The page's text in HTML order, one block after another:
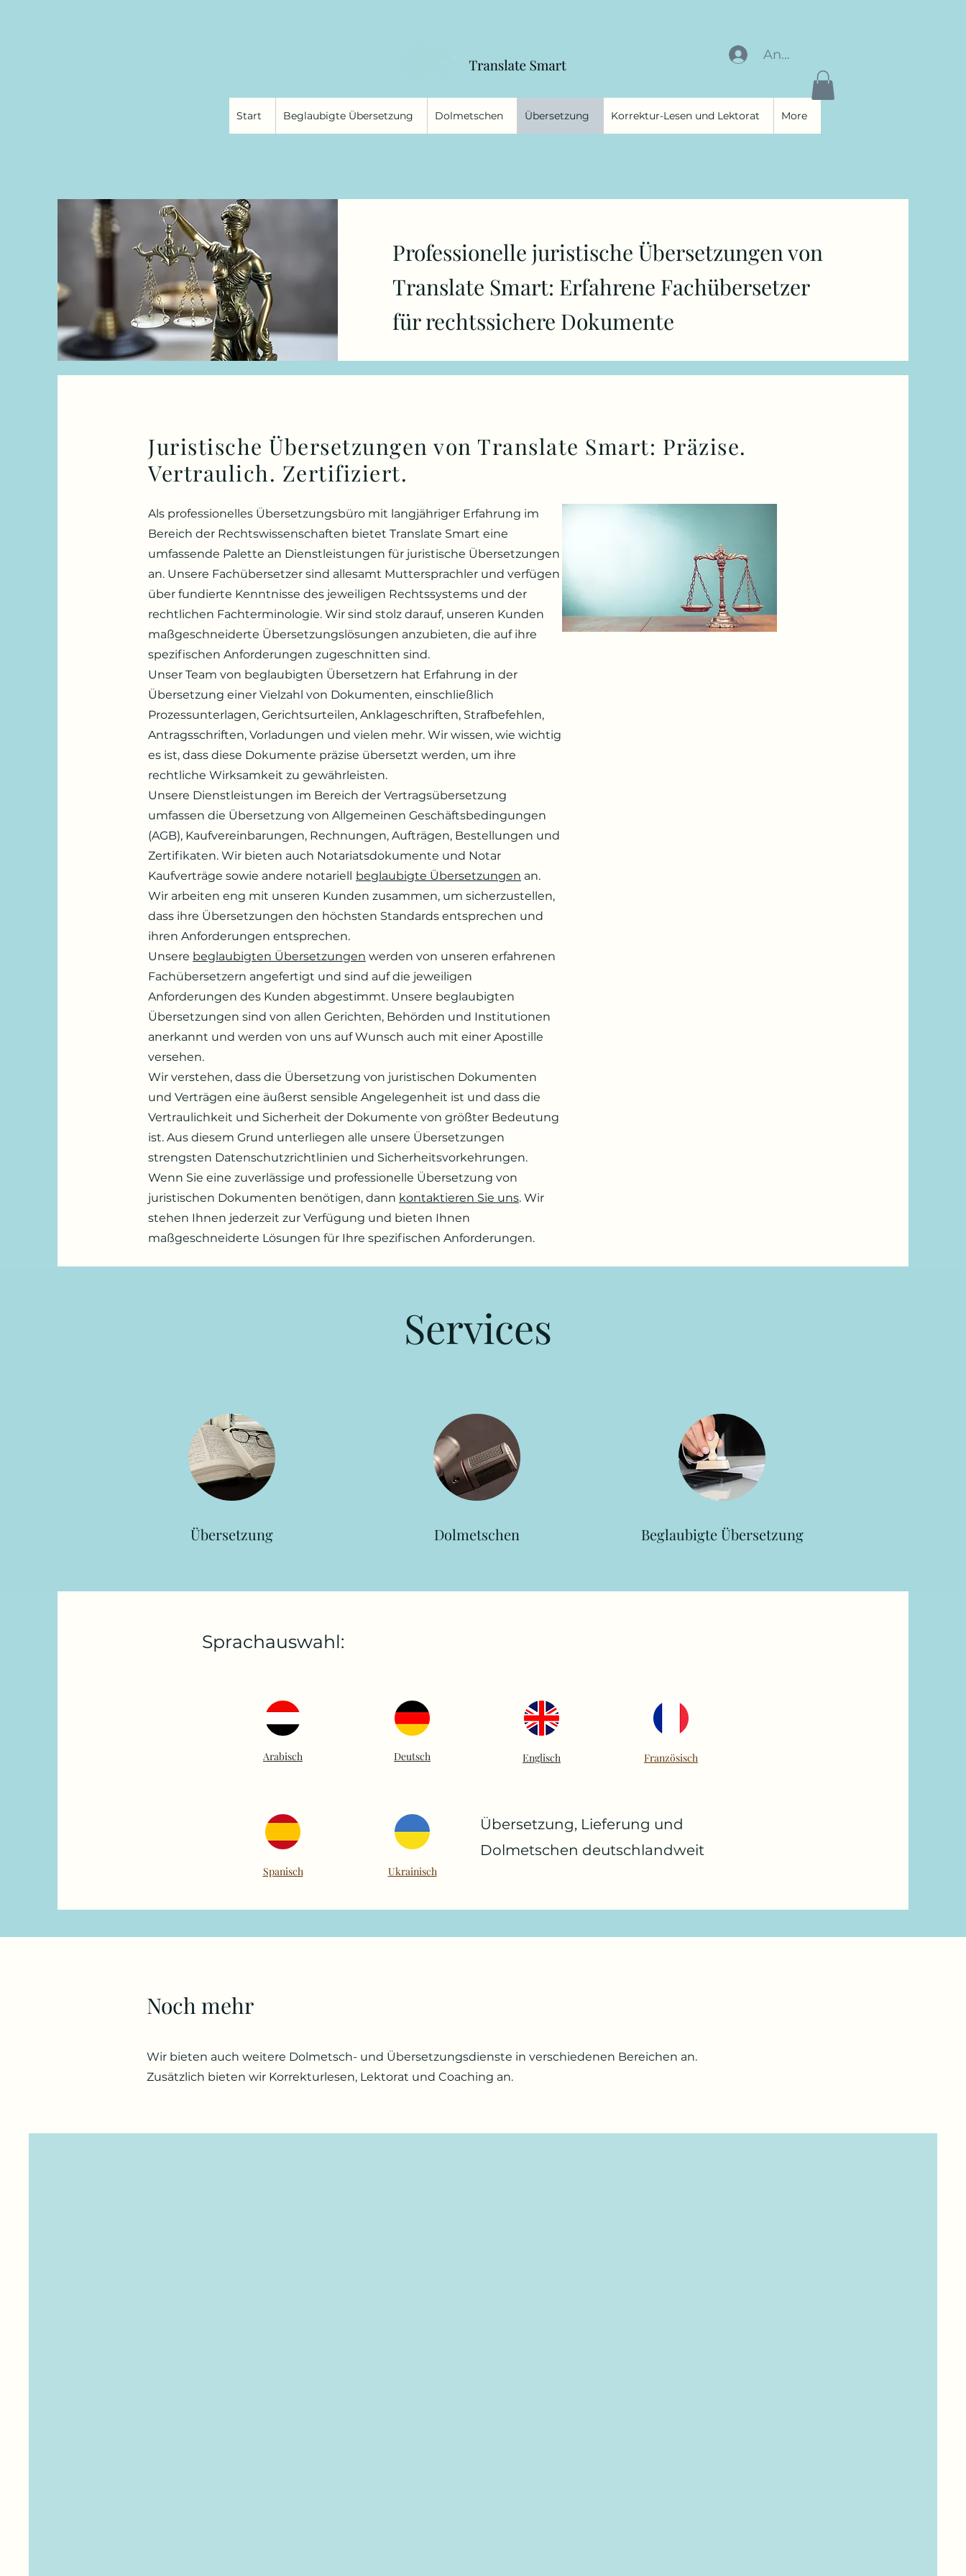
Start Beglaubigte Übersetzung Dolmetschen Übersetzung Korrektur-Lesen und Lektorat More
Anmelden
Professionelle juristische Übersetzungen von
Translate Smart: Erfahrene Fachübersetzer
für rechtssichere Dokumente
Juristische Übersetzungen von Translate Smart: Präzise.
Vertraulich. Zertifiziert.
Als professionelles Übersetzungsbüro mit langjähriger Erfahrung im
Bereich der Rechtswissenschaften bietet Translate Smart eine
umfassende Palette an Dienstleistungen für juristische Übersetzungen
an. Unsere Fachübersetzer sind allesamt Muttersprachler und verfügen
über fundierte Kenntnisse des jeweiligen Rechtssystems und der
rechtlichen Fachterminologie. Wir sind stolz darauf, unseren Kunden
maßgeschneiderte Übersetzungslösungen anzubieten, die auf ihre
spezifischen Anforderungen zugeschnitten sind.
Unser Team von beglaubigten Übersetzern hat Erfahrung in der
Übersetzung einer Vielzahl von Dokumenten, einschließlich
Prozessunterlagen, Gerichtsurteilen, Anklageschriften, Strafbefehlen,
Antragsschriften, Vorladungen und vielen mehr. Wir wissen, wie wichtig
es ist, dass diese Dokumente präzise übersetzt werden, um ihre
rechtliche Wirksamkeit zu gewährleisten.
Unsere Dienstleistungen im Bereich der Vertragsübersetzung
umfassen die Übersetzung von Allgemeinen Geschäftsbedingungen
(AGB), Kaufvereinbarungen, Rechnungen, Aufträgen, Bestellungen und
Zertifikaten. Wir bieten auch Notariatsdokumente und Notar
Kaufverträge sowie andere notariell beglaubigte Übersetzungen an.
Wir arbeiten eng mit unseren Kunden zusammen, um sicherzustellen,
dass ihre Übersetzungen den höchsten Standards entsprechen und
ihren Anforderungen entsprechen.
Unsere beglaubigten Übersetzungen werden von unseren erfahrenen
Fachübersetzern angefertigt und sind auf die jeweiligen
Anforderungen des Kunden abgestimmt. Unsere beglaubigten
Übersetzungen sind von allen Gerichten, Behörden und Institutionen
anerkannt und werden von uns auf Wunsch auch mit einer Apostille
versehen.
Wir verstehen, dass die Übersetzung von juristischen Dokumenten
und Verträgen eine äußerst sensible Angelegenheit ist und dass die
Vertraulichkeit und Sicherheit der Dokumente von größter Bedeutung
ist. Aus diesem Grund unterliegen alle unsere Übersetzungen
strengsten Datenschutzrichtlinien und Sicherheitsvorkehrungen.
Wenn Sie eine zuverlässige und professionelle Übersetzung von
juristischen Dokumenten benötigen, dann kontaktieren Sie uns. Wir
stehen Ihnen jederzeit zur Verfügung und bieten Ihnen
maßgeschneiderte Lösungen für Ihre spezifischen Anforderungen.
Services
Übersetzung Dolmetschen Beglaubigte Übersetzung
Sprachauswahl:
Arabisch
Spanisch
Deutsch
Ukrainisch
Englisch Französisch
Übersetzung, Lieferung und
Dolmetschen deutschlandweit
Noch mehr
Wir bieten auch weitere Dolmetsch- und Übersetzungsdienste in verschiedenen Bereichen an.
Zusätzlich bieten wir Korrekturlesen, Lektorat und Coaching an.